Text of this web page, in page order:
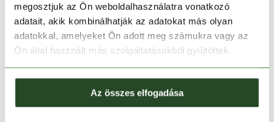
megosztjuk az Ön weboldalhasználatra vonatkozó
adatait, akik kombinálhatják az adatokat más olyan
adatokkal, amelyeket Ön adott meg számukra vagy az
Ön által használt más szolgáltatásokból gyűjtöttek.
Az összes elfogadása
CSAK ONLINE
-50%
7 990 Ft
140 152
CSAK ONLINE
-50%
15 990 Ft
128 176